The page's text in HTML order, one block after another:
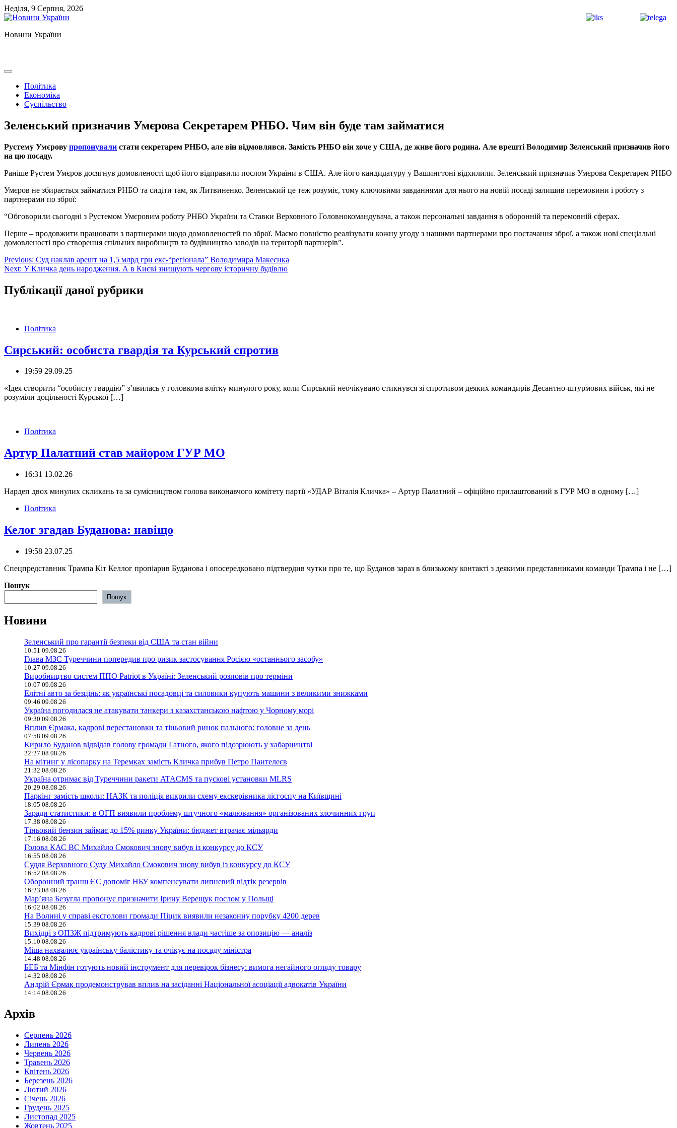
Skip
to
Неділя, 9 Серпня, 2026
Новини України
Політика
Економіка
Суспільство
Зеленський призначив Умєрова Секретарем РНБО. Чим він буде там займатися
Рустему Умєрову пропонували стати секретарем РНБО, але він відмовлявся. Замість РНБО він хоче у США, де живе його родина. Але врешті Володимир Зеленський призначив його
на цю посаду.
Раніше Рустем Умєров досягнув домовленості щоб його відправили послом України в США. Але його кандидатуру у Вашингтоні відхилили. Зеленський призначив Умєрова Секретарем РНБО
Умєров не збирається займатися РНБО та сидіти там, як Литвиненко. Зеленський це теж розуміє, тому ключовими завданнями для нього на новій посаді залишив перемовини і роботу з
партнерами по зброї:
“Обговорили сьогодні з Рустемом Умєровим роботу РНБО України та Ставки Верховного Головнокомандувача, а також персональні завдання в оборонній та перемовній сферах.
Перше – продовжити працювати з партнерами щодо домовленостей по зброї. Маємо повністю реалізувати кожну угоду з нашими партнерами про постачання зброї, а також нові спеціальні
домовленості про створення спільних виробництв та будівництво заводів на території партнерів”.
Навігація
записів
Previous: Суд наклав арешт на 1,5 млрд грн екс-“регіонала” Володимира Макеєнка
Next: У Кличка день народження. А в Києві знищують чергову історичну будівлю
Публікації даної рубрики
Політика
Сирський: особиста гвардія та Курський спротив
19:59 29.09.25
«Ідея створити “особисту гвардію” з’явилась у головкома влітку минулого року, коли Сирський неочікувано стикнувся зі спротивом деяких командирів Десантно-штурмових військ, які не
розуміли доцільності Курської […]
Політика
Артур Палатний став майором ГУР МО
16:31 13.02.26
Нардеп двох минулих скликань та за сумісництвом голова виконавчого комітету партії «УДАР Віталія Кличка» – Артур Палатний – офіційно прилаштований в ГУР МО в одному […]
Політика
Келог згадав Буданова: навіщо
19:58 23.07.25
Спецпредставник Трампа Кіт Келлог пропіарив Буданова і опосередковано підтвердив чутки про те, що Буданов зараз в близькому контакті з деякими представниками команди Трампа і не […]
Пошук
Пошук
Новини
Зеленський про гарантії безпеки від США та стан війни
10:51 09.08.26
Глава МЗС Туреччини попередив про ризик застосування Росією «останнього засобу»
10:27 09.08.26
Виробництво систем ППО Patriot в Україні: Зеленський розповів про терміни
10:07 09.08.26
Елітні авто за безцінь: як українські посадовці та силовики купують машини з великими знижками
09:46 09.08.26
Україна погодилася не атакувати танкери з казахстанською нафтою у Чорному морі
09:30 09.08.26
Вплив Єрмака, кадрові перестановки та тіньовий ринок пального: головне за день
07:58 09.08.26
Кирило Буданов відвідав голову громади Гатного, якого підозрюють у хабарництві
22:27 08.08.26
На мітинг у лісопарку на Теремках замість Кличка прибув Петро Пантелеєв
21:32 08.08.26
Україна отримає від Туреччини ракети ATACMS та пускові установки MLRS
20:29 08.08.26
Паркінг замість школи: НАЗК та поліція викрили схему екскерівника лісгоспу на Київщині
18:05 08.08.26
Заради статистики: в ОГП виявили проблему штучного «малювання» організованих злочинних груп
17:38 08.08.26
Тіньовий бензин займає до 15% ринку України: бюджет втрачає мільярди
17:16 08.08.26
Голова КАС ВС Михайло Смокович знову вибув із конкурсу до КСУ
16:55 08.08.26
Суддя Верховного Суду Михайло Смокович знову вибув із конкурсу до КСУ
16:52 08.08.26
Оборонний транш ЄС допоміг НБУ компенсувати липневий відтік резервів
16:23 08.08.26
Мар’яна Безугла пропонує призначити Ірину Верещук послом у Польщі
16:02 08.08.26
На Волині у справі ексголови громади Піцик виявили незаконну порубку 4200 дерев
15:39 08.08.26
Вихідці з ОПЗЖ підтримують кадрові рішення влади частіше за опозицію — аналіз
15:10 08.08.26
Міша нахвалює українську балістику та очікує на посаду міністра
14:48 08.08.26
БЕБ та Мінфін готують новий інструмент для перевірок бізнесу: вимога негайного огляду товару
14:32 08.08.26
Андрій Єрмак продемонстрував вплив на засіданні Національної асоціації адвокатів України
14:14 08.08.26
Архів
Серпень 2026
Липень 2026
Червень 2026
Травень 2026
Квітень 2026
Березень 2026
Лютий 2026
Січень 2026
Грудень 2025
Листопад 2025
Жовтень 2025